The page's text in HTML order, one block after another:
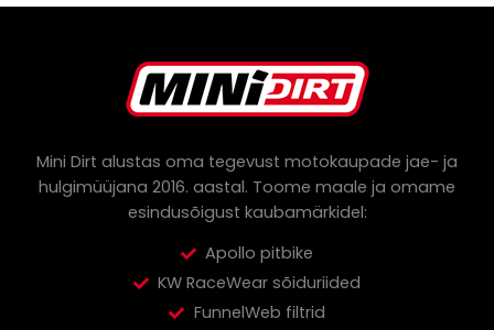
t
Mini Dirt alustas oma tegevust motokaupade jae- ja
hulgimüüjana 2016. aastal. Toome maale ja omame
esindusõigust kaubamärkidel:
Apollo pitbike
KW RaceWear sõiduriided
FunnelWeb filtrid